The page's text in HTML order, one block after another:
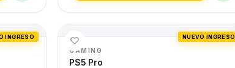
INGRESO NUEVO INGRESO
GAMING
PS5 Pro